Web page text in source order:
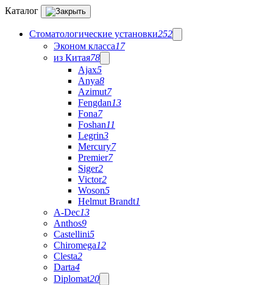
Каталог
Стоматологические установки252
Эконом класса17
из Китая78
Ajax5
Anya8
Azimut7
Fengdan13
Fona7
Foshan11
Legrin3
Mercury7
Premier7
Siger2
Victor2
Woson5
Helmut Brandt1
A-Dec13
Anthos9
Castellini5
Chiromega12
Clesta2
Darta4
Diplomat20